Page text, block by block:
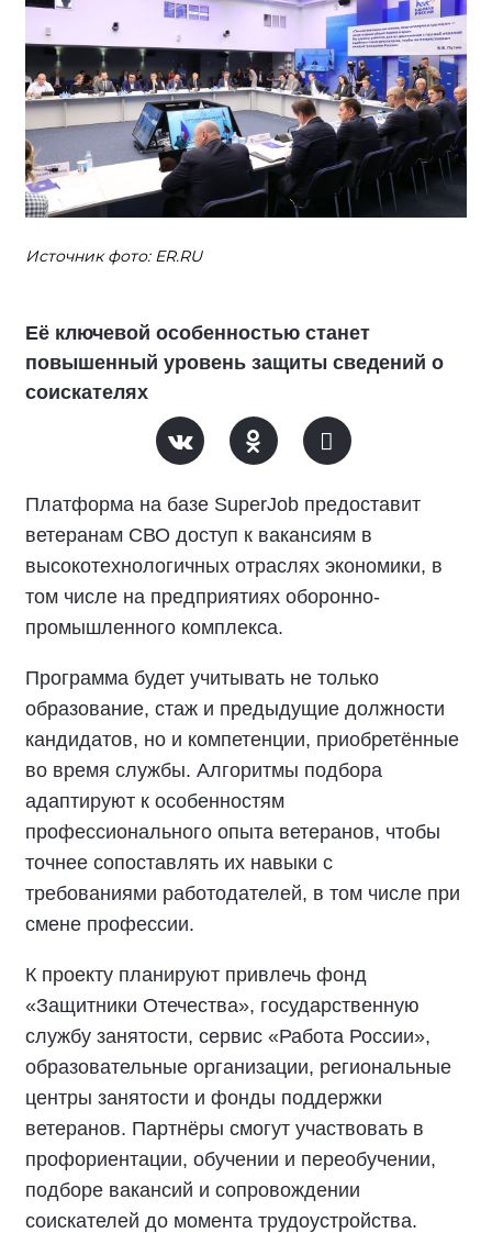
Источник фото: ER.RU
Её ключевой особенностью станет
повышенный уровень защиты сведений о
соискателях
Платформа на базе SuperJob предоставит
ветеранам СВО доступ к вакансиям в
высокотехнологичных отраслях экономики, в
том числе на предприятиях оборонно-
промышленного комплекса.
Программа будет учитывать не только
образование, стаж и предыдущие должности
кандидатов, но и компетенции, приобретённые
во время службы. Алгоритмы подбора
адаптируют к особенностям
профессионального опыта ветеранов, чтобы
точнее сопоставлять их навыки с
требованиями работодателей, в том числе при
смене профессии.
К проекту планируют привлечь фонд
«Защитники Отечества», государственную
службу занятости, сервис «Работа России»,
образовательные организации, региональные
центры занятости и фонды поддержки
ветеранов. Партнёры смогут участвовать в
профориентации, обучении и переобучении,
подборе вакансий и сопровождении
соискателей до момента трудоустройства.